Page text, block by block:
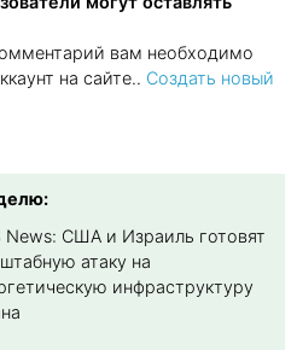
вам необходимо
на сайте.. Создать новый
News: США и Израиль готовят
атаку на
инфраструктуру